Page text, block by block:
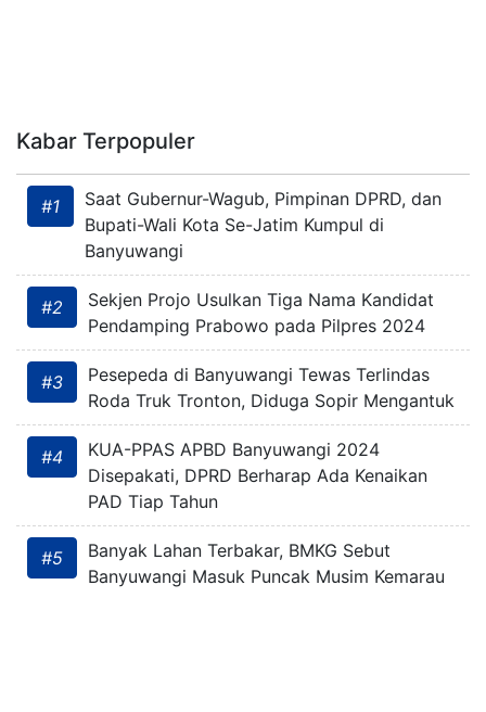
Kabar Terpopuler
#1
Saat Gubernur-Wagub, Pimpinan DPRD, dan
Bupati-Wali Kota Se-Jatim Kumpul di
Banyuwangi
#2
Sekjen Projo Usulkan Tiga Nama Kandidat
Pendamping Prabowo pada Pilpres 2024
#3
Pesepeda di Banyuwangi Tewas Terlindas
Roda Truk Tronton, Diduga Sopir Mengantuk
#4
KUA-PPAS APBD Banyuwangi 2024
Disepakati, DPRD Berharap Ada Kenaikan
PAD Tiap Tahun
#5
Banyak Lahan Terbakar, BMKG Sebut
Banyuwangi Masuk Puncak Musim Kemarau